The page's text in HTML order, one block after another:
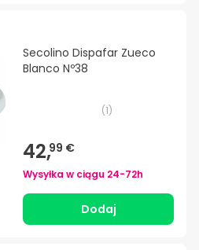
Secolino Dispafar Zueco
Blanco Nº38
(1)
42,99 €
Wysyłka w ciągu 24-72h
Dodaj